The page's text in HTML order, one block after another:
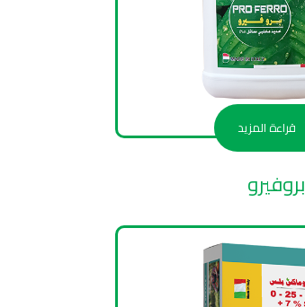
بروفيرو
قراءة المزيد